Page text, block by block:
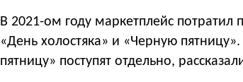
В 2021-ом году маркетплейс
«День холостяка» и «Черную
пятницу» поступят отдельно,